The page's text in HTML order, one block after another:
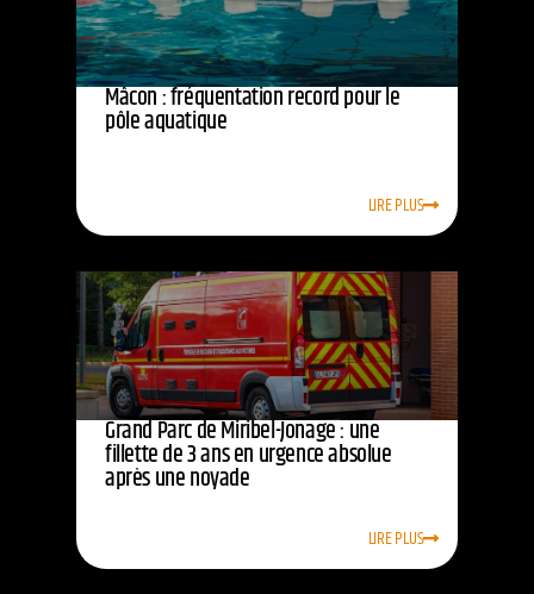
Mâcon : fréquentation record pour le
pôle aquatique
LIRE PLUS
Grand Parc de Miribel-Jonage : une
fillette de 3 ans en urgence absolue
après une noyade
LIRE PLUS